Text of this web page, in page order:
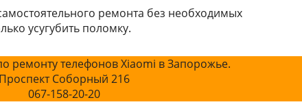
ремонта без необходимых
усугубить поломку.
ремонту телефонов Xiaomi в Запорожье.
Проспект Соборный 216
067-158-20-20